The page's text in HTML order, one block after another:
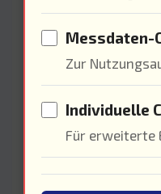
Die sozialen
Messdaten-
Zur
Individuelle
Für erweiterte